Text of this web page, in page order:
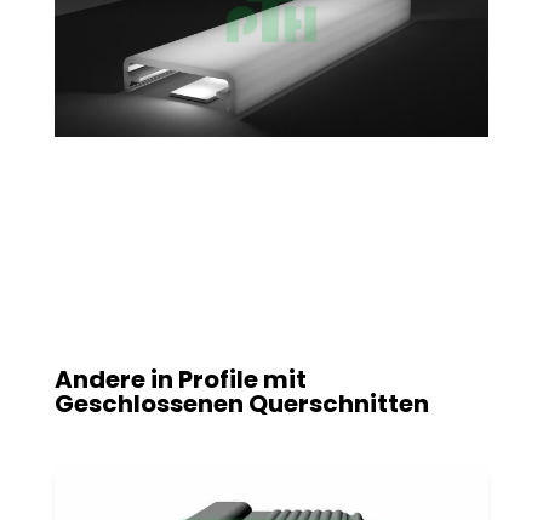
Andere in Profile mit
Geschlossenen Querschnitten